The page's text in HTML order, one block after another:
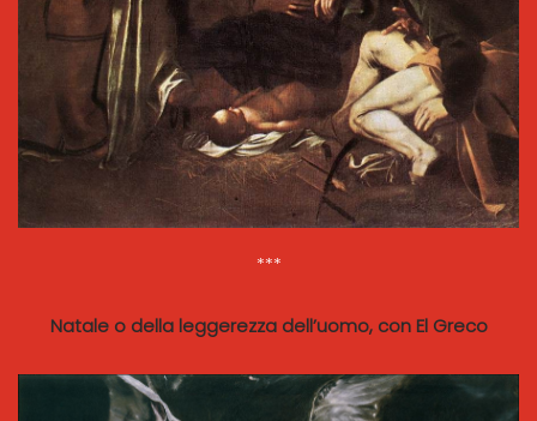
***
Natale o della leggerezza dell’uomo, con El Greco